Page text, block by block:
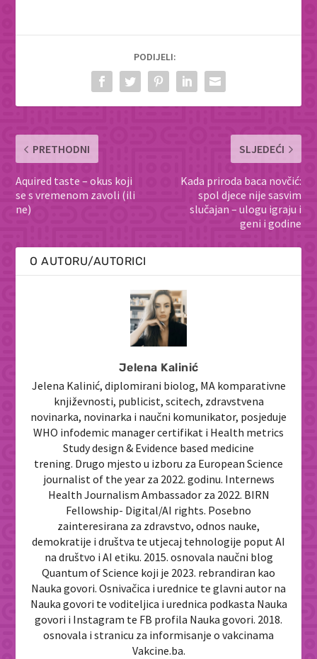
PODIJELI:
PRETHODNI
Aquired taste – okus koji
se s vremenom zavoli (ili
ne)
SLJEDEĆI
Kada priroda baca novčić:
spol djece nije sasvim
slučajan – ulogu igraju i
geni i godine
O AUTORU/AUTORICI
Jelena Kalinić
Jelena Kalinić, diplomirani biolog, MA komparativne
književnosti, publicist, scitech, zdravstvena
novinarka, novinarka i naučni komunikator, posjeduje
WHO infodemic manager certifikat i Health metrics
Study design & Evidence based medicine
trening. Drugo mjesto u izboru za European Science
journalist of the year za 2022. godinu. Internews
Health Journalism Ambassador za 2022. BIRN
Fellowship- Digital/AI rights. Posebno
zainteresirana za zdravstvo, odnos nauke,
demokratije i društva te utjecaj tehnologije poput AI
na društvo i AI etiku. 2015. osnovala naučni blog
Quantum of Science koji je 2023. rebrandiran kao
Nauka govori. Osnivačica i urednice te glavni autor na
Nauka govori te voditeljica i urednica podkasta Nauka
govori i Instagram te FB profila Nauka govori. 2018.
osnovala i stranicu za informisanje o vakcinama
Vakcine.ba.